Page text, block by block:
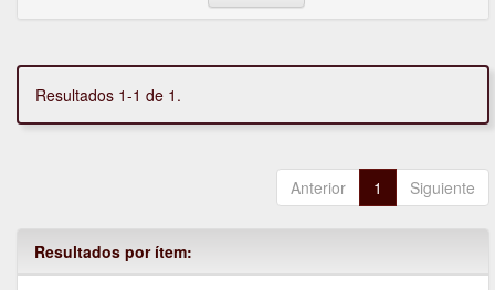
Resultados 1-1 de 1.
Anterior 1 Siguiente
Resultados por ítem: